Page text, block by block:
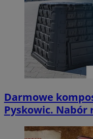
Darmowe
Pyskowic. Nabór